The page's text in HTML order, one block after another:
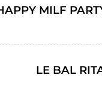
MILF
LE BAL